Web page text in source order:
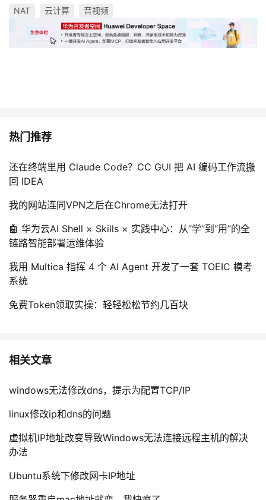
藏
NAT 云计算 音视频
热门推荐
还在终端里用 Claude Code？CC GUI 把 AI 编码工作流搬
回 IDEA
我的网站连同VPN之后在Chrome无法打开
🤖 华为云AI Shell × Skills × 实践中心：从“学”到“用”的全
链路智能部署运维体验
我用 Multica 指挥 4 个 AI Agent 开发了一套 TOEIC 模考
系统
免费Token领取实操：轻轻松松节约几百块
相关文章
windows无法修改dns，提示为配置TCP/IP
linux修改ip和dns的问题
虚拟机IP地址改变导致Windows无法连接远程主机的解决
办法
Ubuntu系统下修改网卡IP地址